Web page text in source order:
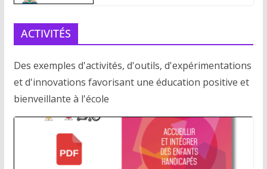
ACTIVITÉS
Des exemples d'activités, d'outils, d'expérimentations
et d'innovations favorisant une éducation positive et
bienveillante à l'école